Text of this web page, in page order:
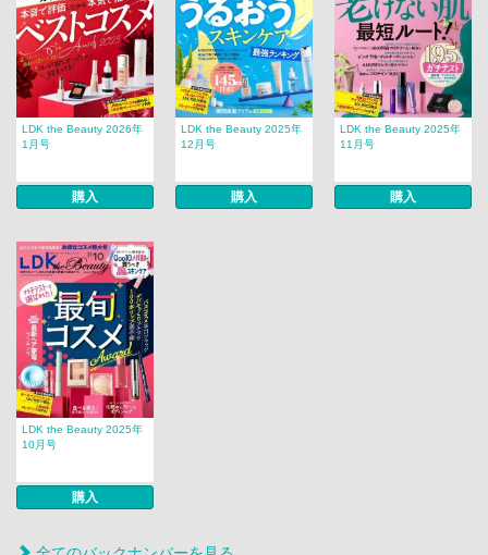
LDK the Beauty 2026年
1月号
購入
LDK the Beauty 2025年
12月号
購入
LDK the Beauty 2025年
11月号
購入
LDK the Beauty 2025年
10月号
購入